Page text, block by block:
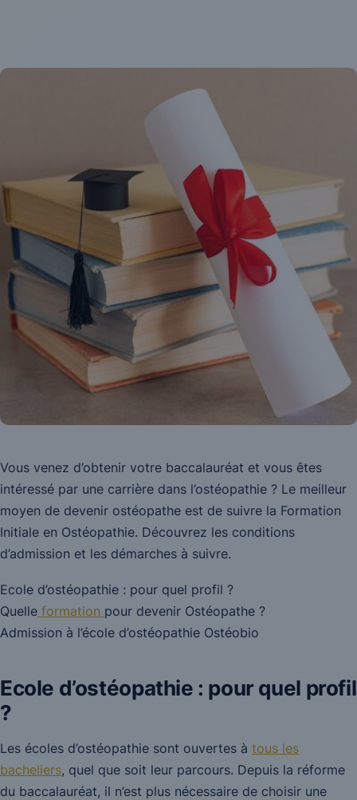
Vous venez d’obtenir votre baccalauréat et vous êtes
intéressé par une carrière dans l’ostéopathie ? Le meilleur
moyen de devenir ostéopathe est de suivre la Formation
Initiale en Ostéopathie. Découvrez les conditions
d’admission et les démarches à suivre.
Ecole d’ostéopathie : pour quel profil ?
Quelle formation pour devenir Ostéopathe ?
Admission à l’école d’ostéopathie Ostéobio
Ecole d’ostéopathie : pour quel profil
?
Les écoles d’ostéopathie sont ouvertes à tous les
bacheliers, quel que soit leur parcours. Depuis la réforme
du baccalauréat, il n’est plus nécessaire de choisir une